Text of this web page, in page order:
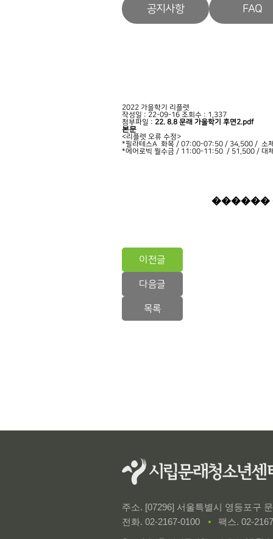
공지사항 FAQ
2022 가을학기 리플렛
작성일 : 22-09-16 조회수 : 1,337
첨부파일 : 22. 8.8 문래 가을학기 후면2.pdf
본문
<리플렛 오류 수정>
*필라테스A 화목 / 07:00-07:50 / 34,500 / 소
*에어로빅 월수금 / 11:00-11:50 / 51,500 / 대
이전글
다음글
목록
주소. [07296] 서울특별시 영등포구
전화. 02-2167-0100 팩스. 02-